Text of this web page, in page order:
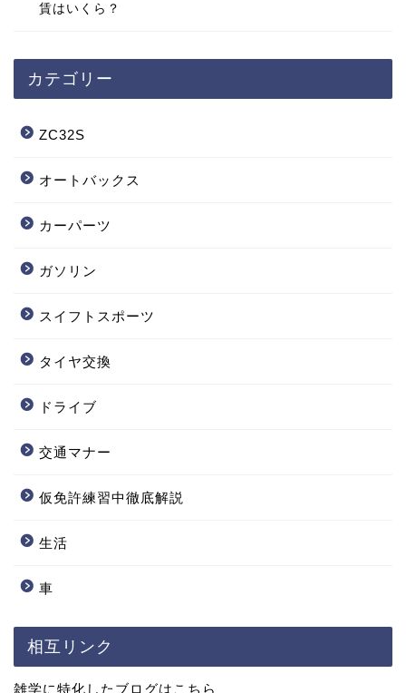
賃はいくら？
カテゴリー
ZC32S
オートバックス
カーパーツ
ガソリン
スイフトスポーツ
タイヤ交換
ドライブ
交通マナー
仮免許練習中徹底解説
生活
車
相互リンク
雑学に特化したブログはこちら